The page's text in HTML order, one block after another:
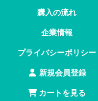
購入の流れ
企業情報
プライバシーポリシー
新規会員登録
カートを見る